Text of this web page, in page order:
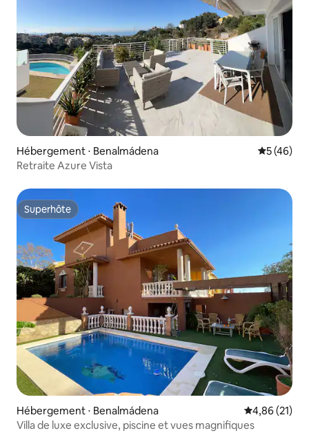
Hébergement ⋅ Benalmádena
5 (46)
Retraite Azure Vista
Superhôte
Superhôte
Hébergement ⋅ Benalmádena Évaluation
4,86 (21)
Villa de luxe exclusive, piscine et vues magnifiques